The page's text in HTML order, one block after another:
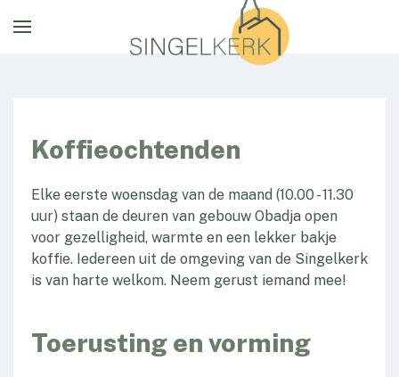
Koffieochtenden
Elke eerste woensdag van de maand (10.00 - 11.30
uur) staan de deuren van gebouw Obadja open
voor gezelligheid, warmte en een lekker bakje
koffie. Iedereen uit de omgeving van de Singelkerk
is van harte welkom. Neem gerust iemand mee!
Toerusting en vorming